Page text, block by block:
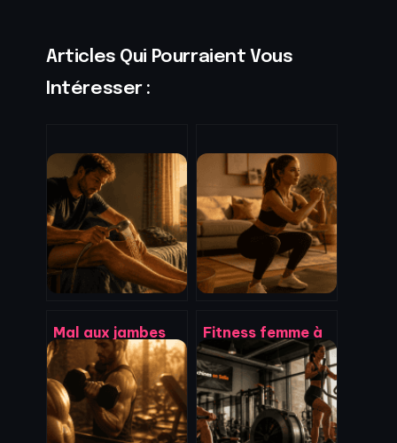
Articles Qui Pourraient Vous
Intéresser :
Mal aux jambes
après la marche :
identifier la cause
et soulager la
douleur
durablement
Fitness femme à
la maison : 3
piliers pour
tonifier son corps
sans matériel